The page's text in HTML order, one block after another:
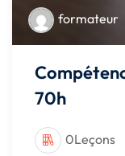
formateur
70h
0Leçons